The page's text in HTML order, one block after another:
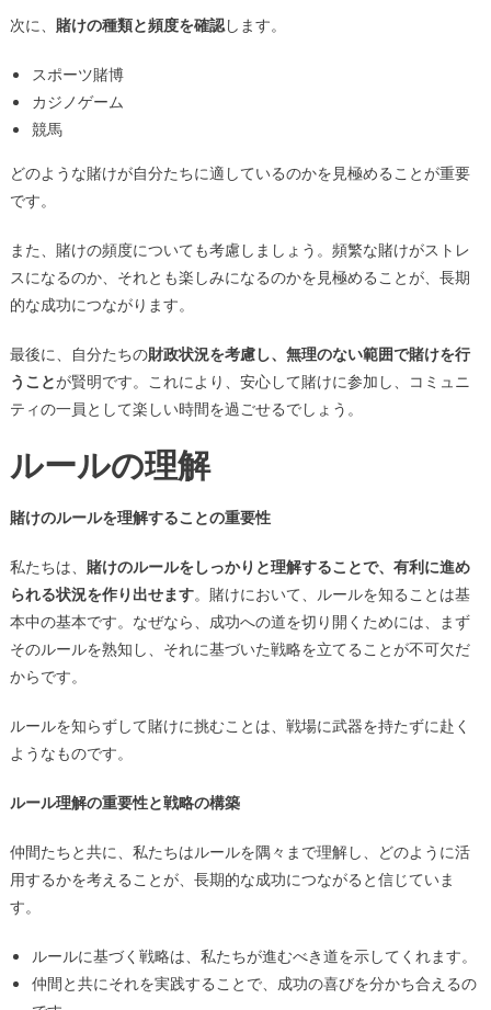
次に、 賭けの種類と頻度を確認します。
スポーツ賭博
カジノゲーム
競馬
どのような賭けが自分たちに適しているのかを見極めることが重要
です。
また、賭けの頻度についても考慮しましょう。頻繁な賭けがストレ
スになるのか、それとも楽しみになるのかを見極めることが、長期
的な成功につながります。
最後に、自分たちの財政状況を考慮し、無理のない範囲で賭けを行
うことが賢明です。これにより、安心して賭けに参加し、コミュニ
ティの一員として楽しい時間を過ごせるでしょう。
ルールの理解
賭けのルールを理解することの重要性
私たちは、 賭けのルールをしっかりと理解することで、有利に進め
られる状況を作り出せます。賭けにおいて、ルールを知ることは基
本中の基本です。なぜなら、成功への道を切り開くためには、まず
そのルールを熟知し、それに基づいた戦略を立てることが不可欠だ
からです。
ルールを知らずして賭けに挑むことは、戦場に武器を持たずに赴く
ようなものです。
ルール理解の重要性と戦略の構築
仲間たちと共に、私たちはルールを隅々まで理解し、どのように活
用するかを考えることが、長期的な成功につながると信じていま
す。
ルールに基づく戦略は、私たちが進むべき道を示してくれます。
仲間と共にそれを実践することで、成功の喜びを分かち合えるの